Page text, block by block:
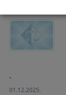
-
01.12.2025.